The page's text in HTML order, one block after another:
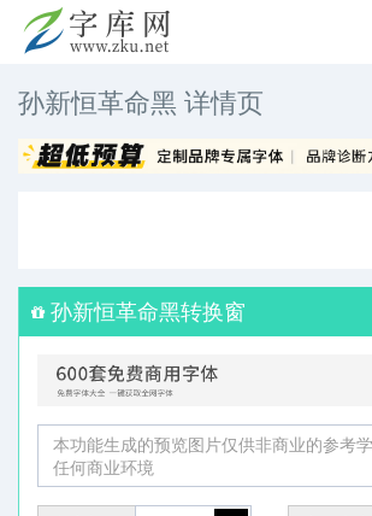
孙新恒革命黑 详情页
孙新恒革命黑转换窗